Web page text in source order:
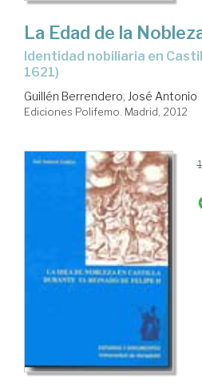
La Edad de la
identidad nobiliaria en Castilla y Portugal (1556-
1621)
Guillén Berrendero, José Antonio
Ediciones Polifemo. Madrid, 2012